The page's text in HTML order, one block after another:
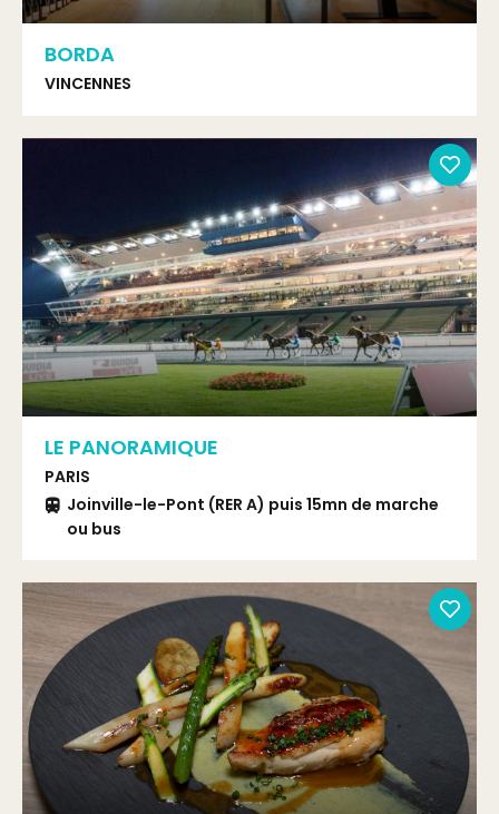
BORDA
VINCENNES
LE PANORAMIQUE
PARIS
Joinville-le-Pont (RER A) puis 15mn de marche
ou bus
Hippodrome de Vincennes